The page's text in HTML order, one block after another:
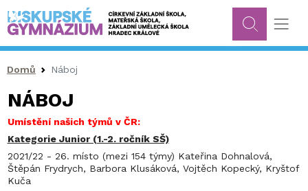
Drobečková navigace
Domů Náboj
NÁBOJ
Umístění našich týmů v ČR:
Kategorie Junior (1.-2. ročník SŠ)
2021/22 - 26. místo (mezi 154 týmy) Kateřina Dohnalová,
Štěpán Frydrych, Barbora Klusáková, Vojtěch Kopecký, Kryštof
Kuča